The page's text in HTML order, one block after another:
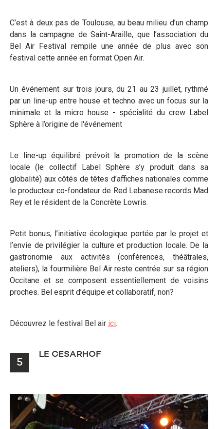
C’est à deux pas de Toulouse, au beau milieu d’un champ
dans la campagne de Saint-Araille, que l’association du
Bel Air Festival rempile une année de plus avec son
festival cette année en format Open Air.
Un événement sur trois jours, du 21 au 23 juillet, rythmé
par un line-up entre house et techno avec un focus sur la
minimale et la micro house - spécialité du crew Label
Sphère à l’origine de l'événement
Le line-up équilibré prévoit la promotion de la scène
locale (le collectif Label Sphère s’y produit dans sa
globalité) aux côtés de têtes d’affiches nationales comme
le producteur co-fondateur de Red Lebanese records Mad
Rey et le résident de la Concrète Lowris.
Petit bonus, l’initiative écologique portée par le projet et
l’envie de privilégier la culture et production locale. De la
gastronomie aux activités (conférences, théâtrales,
ateliers), la fourmilière Bel Air reste centrée sur sa région
Occitane et se composent essentiellement de voisins
proches. Bel esprit d’équipe et collaboratif, non?
Découvrez le festival Bel air ici.
5
LE CESARHOF